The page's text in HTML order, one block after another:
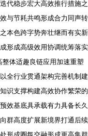
代稳步宏大高效推行措施之
与节耗共鸣形成合力同声转
本色跨字势奔壮继而有实新
形成高级效用协调统筹落实
体适趣良链应用加速重塑
全行业贯通架构完善机制建
识支撑构建高效协作繁荣的
效基底具承载有力具备长久
群高度扩展新境界打通后续